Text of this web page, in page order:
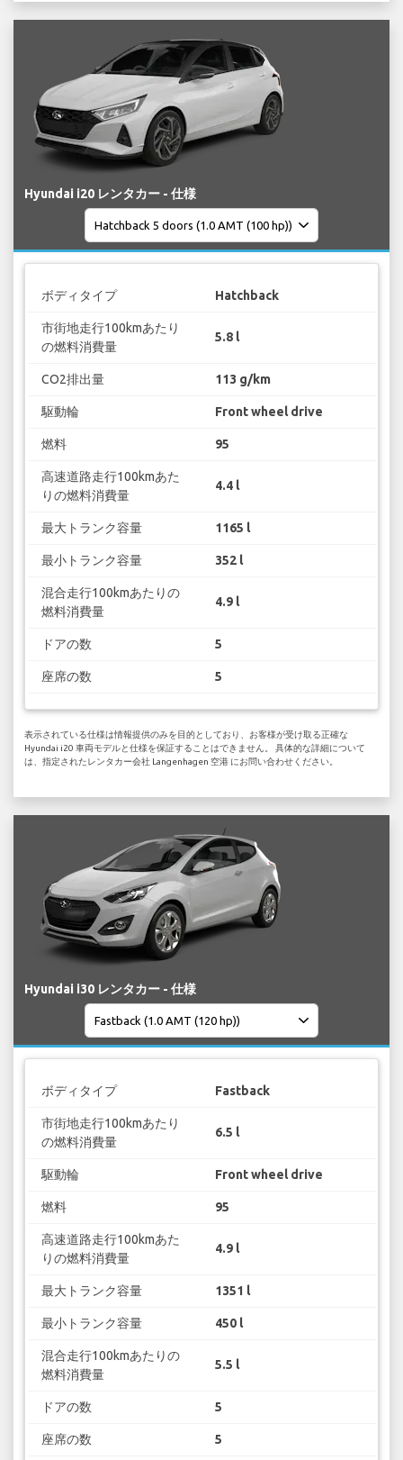
Hyundai i20 レンタカー - 仕様
ボディタイプ Hatchback
市街地走行100kmあたり
の燃料消費量
5.8 l
CO2排出量 113 g/km
駆動輪 Front wheel drive
燃料 95
高速道路走行100kmあた
りの燃料消費量
4.4 l
最大トランク容量 1165 l
最小トランク容量 352 l
混合走行100kmあたりの
燃料消費量
4.9 l
ドアの数 5
座席の数 5
表示されている仕様は情報提供のみを目的としており、お客様が受け取る正確な
Hyundai i20 車両モデルと仕様を保証することはできません。 具体的な詳細について
は、指定されたレンタカー会社 Langenhagen 空港 にお問い合わせください。
Hyundai i30 レンタカー - 仕様
ボディタイプ Fastback
市街地走行100kmあたり
の燃料消費量
6.5 l
駆動輪 Front wheel drive
燃料 95
高速道路走行100kmあた
りの燃料消費量
4.9 l
最大トランク容量 1351 l
最小トランク容量 450 l
混合走行100kmあたりの
燃料消費量
5.5 l
ドアの数 5
座席の数 5